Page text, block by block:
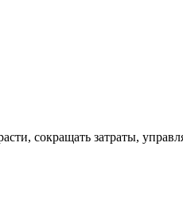
cокращать затраты,